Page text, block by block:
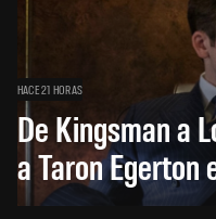
HACE 21 HORAS
De Kingsman a
a Taron Egerton